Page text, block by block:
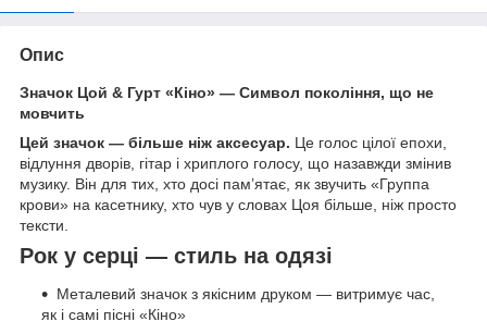
Опис
Значок Цой & Гурт «Кіно» — Символ покоління, що не
мовчить
Цей значок — більше ніж аксесуар. Це голос цілої епохи,
відлуння дворів, гітар і хриплого голосу, що назавжди змінив
музику. Він для тих, хто досі пам’ятає, як звучить «Группа
крови» на касетнику, хто чув у словах Цоя більше, ніж просто
тексти.
Рок у серці — стиль на одязі
Металевий значок з якісним друком — витримує час,
як і самі пісні «Кіно»